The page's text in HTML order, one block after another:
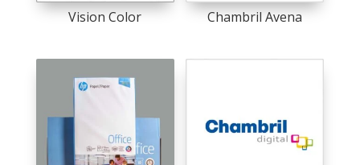
Vision Color Chambril Avena